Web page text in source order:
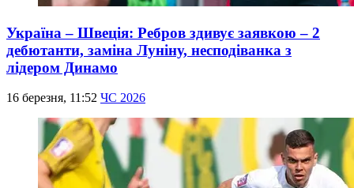
Україна – Швеція: Ребров здивує заявкою – 2
дебютанти, заміна Луніну, несподіванка з
лідером Динамо
16 березня, 11:52 ЧС 2026